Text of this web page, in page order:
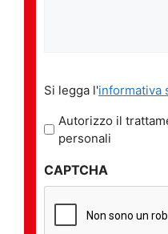
legga
l'informativa
sulla
*
Si legga l'informativa
Autorizzo il
personali
CAPTCHA